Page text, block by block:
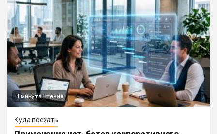
1 минута чтение
Куда поехать